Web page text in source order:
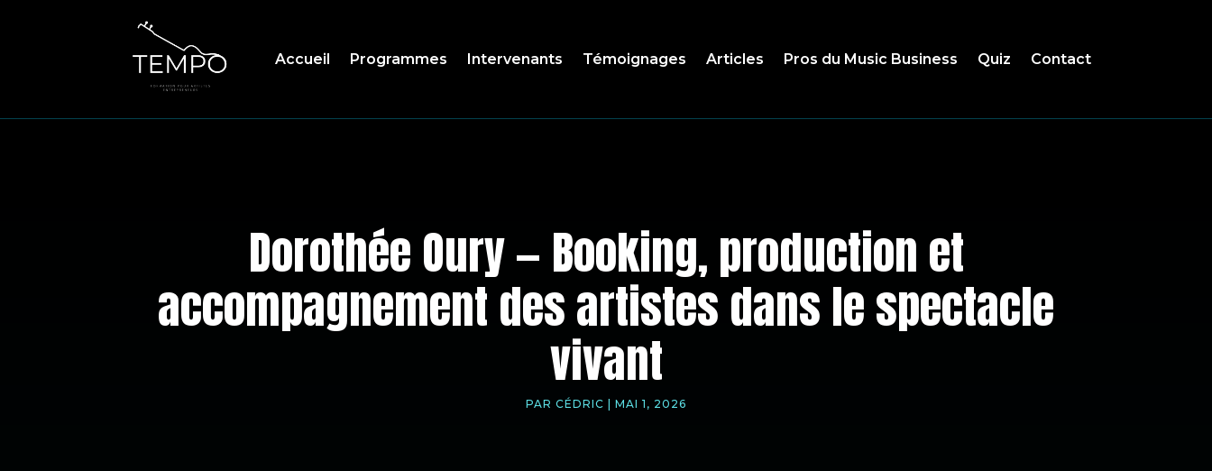
Accueil Programmes Intervenants Témoignages Articles Pros du Music Business Quiz Contact
Dorothée Oury — Booking, production et
accompagnement des artistes dans le spectacle
vivant
PAR CÉDRIC MAI 1, 2026